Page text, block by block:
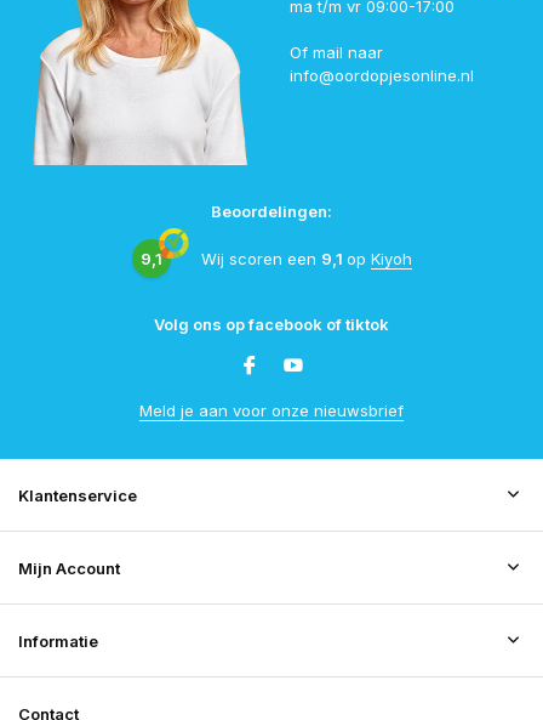
ma t/m vr 09:00-17:00
Of mail naar
info@oordopjesonline.nl
Beoordelingen:
9,1 Wij scoren een 9,1 op Kiyoh
Volg ons op facebook of tiktok
Meld je aan voor onze nieuwsbrief
Klantenservice
Mijn Account
Informatie
Contact